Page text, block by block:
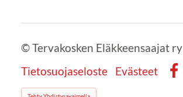
©Tervakosken Eläkkeensaajat ry
Tietosuojaseloste
Evästeet